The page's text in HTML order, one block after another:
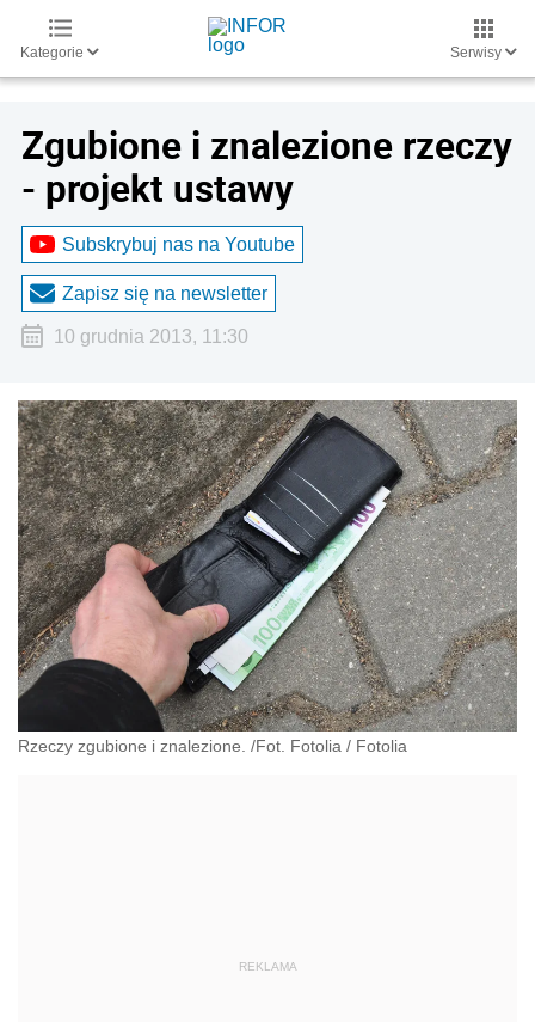
Kategorie Serwisy
Zgubione i znalezione rzeczy
- projekt ustawy
Subskrybuj nas na Youtube
Zapisz się na newsletter
10 grudnia 2013, 11:30
Rzeczy zgubione i znalezione. /Fot. Fotolia / Fotolia